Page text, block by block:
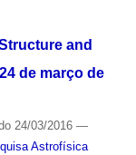
and
de março de
24/03/2016 —
Astrofísica